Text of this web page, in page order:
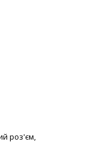
роз'єм,